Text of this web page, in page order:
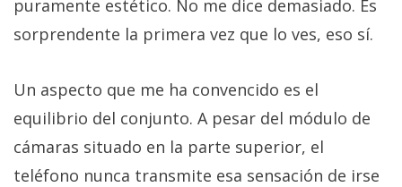
puramente estético. No me dice demasiado. Es
sorprendente la primera vez que lo ves, eso sí.
Un aspecto que me ha convencido es el
equilibrio del conjunto. A pesar del módulo de
cámaras situado en la parte superior, el
teléfono nunca transmite esa sensación de irse